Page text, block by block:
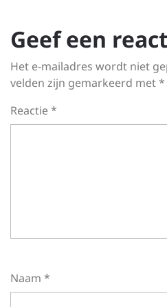
Geef een
Het e-mailadres wordt niet
velden zijn gemarkeerd met*
Reactie*
Naam *